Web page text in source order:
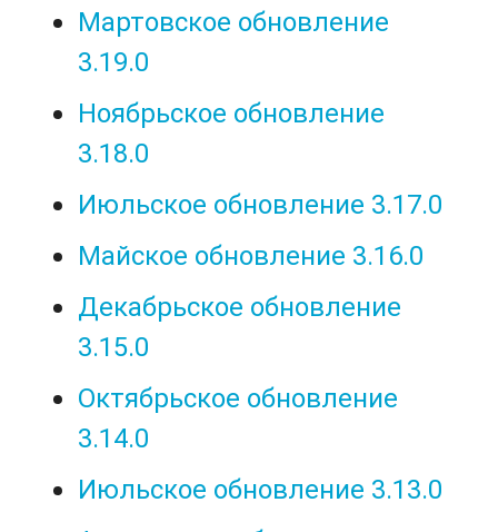
Мартовское обновление
3.19.0
Ноябрьское обновление
3.18.0
Июльское обновление 3.17.0
Майское обновление 3.16.0
Декабрьское обновление
3.15.0
Октябрьское обновление
3.14.0
Июльское обновление 3.13.0